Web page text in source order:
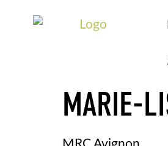
MARIE-